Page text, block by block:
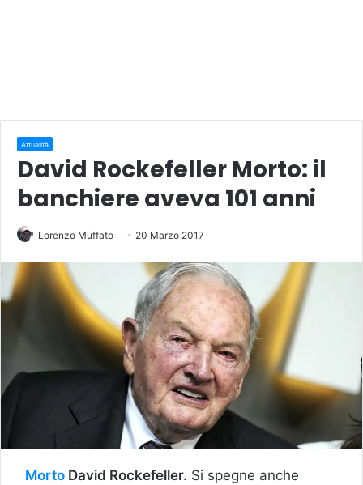
Attualità
David Rockefeller Morto: il
banchiere aveva 101 anni
Lorenzo Muffato 20 Marzo 2017
Morto David Rockefeller. Si spegne anche